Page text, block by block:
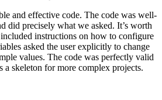
and effective code. The code was well-
did precisely what we asked. It’s worth
instructions on how to configure
asked the user explicitly to change
values. The code was perfectly valid
a skeleton for more complex projects.